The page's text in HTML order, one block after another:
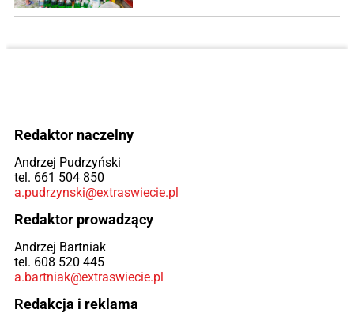
Redaktor naczelny
Andrzej Pudrzyński
tel. 661 504 850
a.pudrzynski@extraswiecie.pl
Redaktor prowadzący
Andrzej Bartniak
tel. 608 520 445
a.bartniak@extraswiecie.pl
Redakcja i reklama